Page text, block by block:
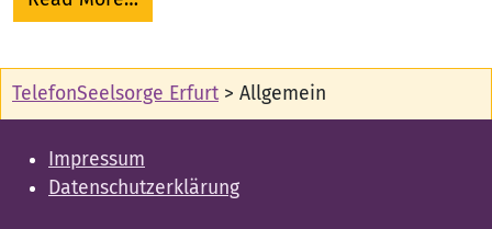
TelefonSeelsorge Erfurt > Allgemein
Impressum
Datenschutzerklärung